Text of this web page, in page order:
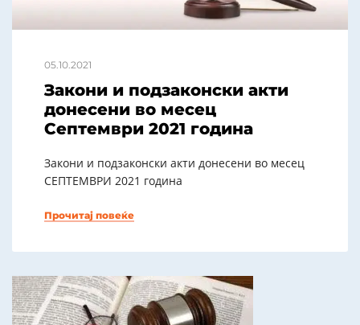
05.10.2021
Закони и подзаконски акти
донесени во месец
Септември 2021 година
Закони и подзаконски акти донесени во месец
СЕПТЕМВРИ 2021 година
Прочитај повеќе